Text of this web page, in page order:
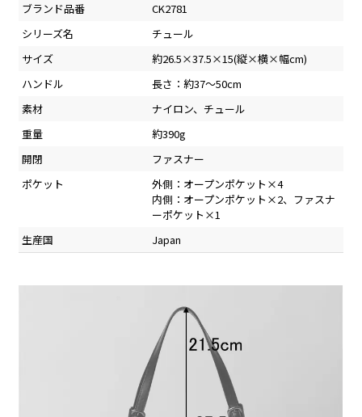
ブランド品番
CK2781
シリーズ名
チュール
サイズ
約26.5×37.5×15(縦×横×幅cm)
ハンドル
長さ：約37～50cm
素材
ナイロン、チュール
重量
約390g
開閉
ファスナー
ポケット
外側：オープンポケット×4
内側：オープンポケット×2、ファスナ
ーポケット×1
生産国
Japan